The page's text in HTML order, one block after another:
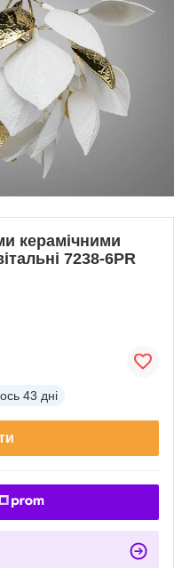
керамічними
7238-6PR
43 дні